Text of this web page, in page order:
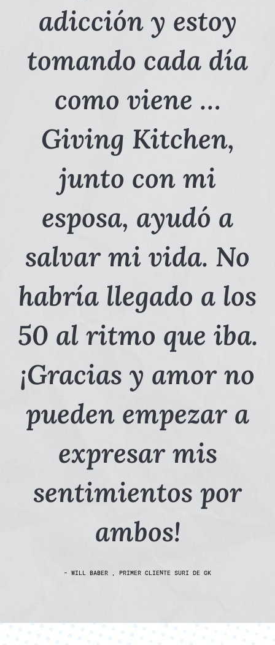
adicción y estoy
tomando cada día
como viene …
Giving Kitchen,
junto con mi
esposa, ayudó a
salvar mi vida. No
habría llegado a los
50 al ritmo que iba.
¡Gracias y amor no
pueden empezar a
expresar mis
sentimientos por
ambos!
- WILL BABER , PRIMER CLIENTE SURI DE GK